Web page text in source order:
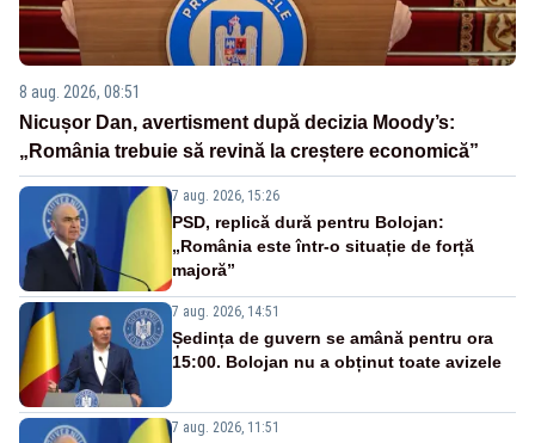
8 aug. 2026, 08:51
Nicușor Dan, avertisment după decizia Moody’s:
„România trebuie să revină la creștere economică”
7 aug. 2026, 15:26
PSD, replică dură pentru Bolojan:
„România este într-o situație de forță
majoră”
7 aug. 2026, 14:51
Ședința de guvern se amână pentru ora
15:00. Bolojan nu a obținut toate avizele
7 aug. 2026, 11:51